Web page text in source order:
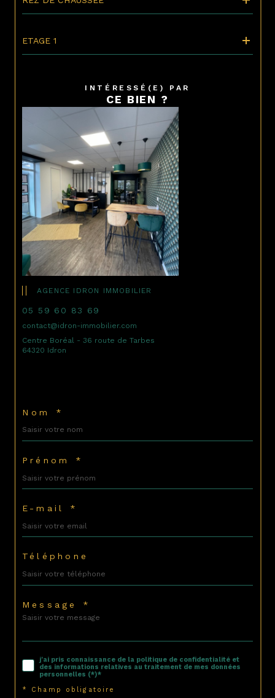
ETAGE 1
INTÉRESSÉ(E) PAR
CE BIEN ?
AGENCE IDRON IMMOBILIER
05 59 60 83 69
contact@idron-immobilier.com
Centre Boréal - 36 route de Tarbes
64320 Idron
Nom *
Prénom *
E-mail *
Téléphone
Message *
j'ai pris connaissance de la politique de confidentialité et
des informations relatives au traitement de mes données
personnelles (*)*
* Champ obligatoire